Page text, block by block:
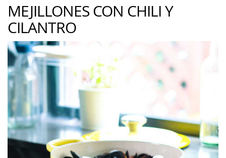
MEJILLONES CON CHILI Y
CILANTRO